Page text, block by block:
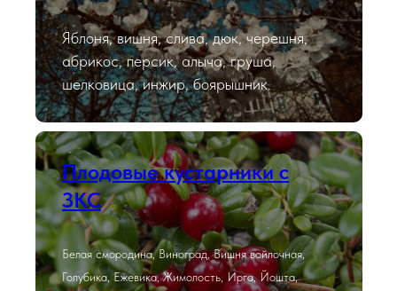
Яблоня, вишня, слива, дюк, черешня,
абрикос, персик, алыча, груша,
шелковица, инжир, боярышник.
Плодовые кустарники с
ЗКС
Белая смородина, Виноград, Вишня войлочная,
Голубика, Ежевика, Жимолость, Ирга, Йошта,